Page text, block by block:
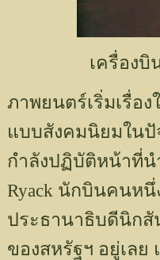
เครื่องบิ
ภาพยนตร์เริ่มเรื่อง
แบบสังคมนิยมในปั
กำลังปฏิบัติหน้าที่น
Ryack นักบินคนห
ประธานาธิบดีนิกสั
ของสหรัฐฯ อยู่เลย